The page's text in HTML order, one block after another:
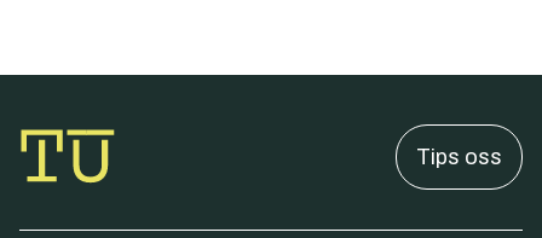
Tips oss